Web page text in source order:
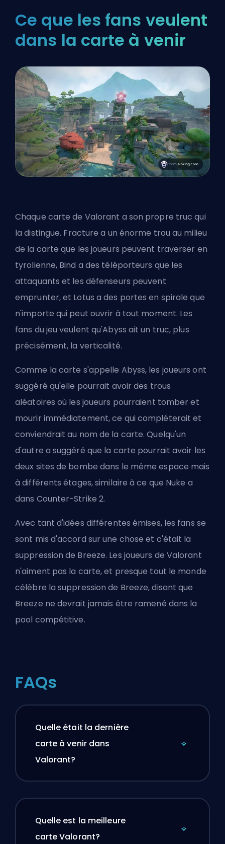
Ce que les fans veulent
dans la carte à venir
Chaque carte de Valorant a son propre truc qui
la distingue. Fracture a un énorme trou au milieu
de la carte que les joueurs peuvent traverser en
tyrolienne, Bind a des téléporteurs que les
attaquants et les défenseurs peuvent
emprunter, et Lotus a des portes en spirale que
n'importe qui peut ouvrir à tout moment. Les
fans du jeu veulent qu'Abyss ait un truc, plus
précisément, la verticalité.
Comme la carte s'appelle Abyss, les joueurs ont
suggéré qu'elle pourrait avoir des trous
aléatoires où les joueurs pourraient tomber et
mourir immédiatement, ce qui compléterait et
conviendrait au nom de la carte. Quelqu'un
d'autre a suggéré que la carte pourrait avoir les
deux sites de bombe dans le même espace mais
à différents étages, similaire à ce que Nuke a
dans Counter-Strike 2.
Avec tant d'idées différentes émises, les fans se
sont mis d'accord sur une chose et c'était la
suppression de Breeze. Les joueurs de Valorant
n'aiment pas la carte, et presque tout le monde
célèbre la suppression de Breeze, disant que
Breeze ne devrait jamais être ramené dans la
pool compétitive.
FAQs
Quelle était la dernière
carte à venir dans
Valorant?
Quelle est la meilleure
carte Valorant?